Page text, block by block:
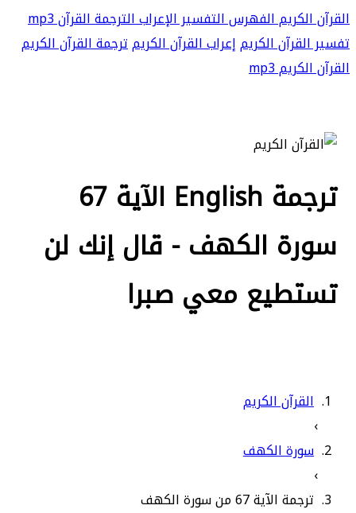
القرآن الكريمالفهرسالتفسيرالإعرابالترجمةالقرآن mp3
تفسير القرآن الكريمإعراب القرآن الكريمترجمة القرآن الكريم
القرآن الكريم mp3
ترجمة English الآية 67
سورة الكهف - قال إنك لن
تستطيع معي صبرا
القرآن الكريم
›
سورة الكهف
›
ترجمة الآية 67 من سورة الكهف